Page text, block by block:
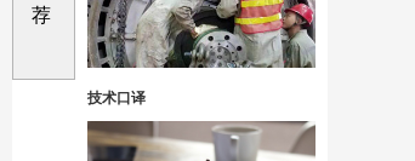
荐
技术口译